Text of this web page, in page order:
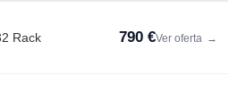
Rack 790 €Ver oferta →